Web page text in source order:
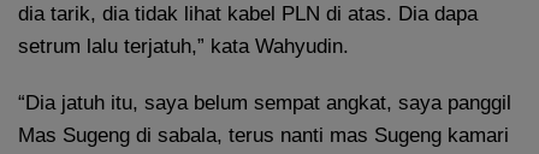
dia tarik, dia tidak lihat kabel PLN di atas. Dia dapa
setrum lalu terjatuh,” kata Wahyudin.
“Dia jatuh itu, saya belum sempat angkat, saya panggil
Mas Sugeng di sabala, terus nanti mas Sugeng kamari